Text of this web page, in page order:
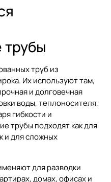
труб из
Их используют там,
и долговечная
воды, теплоносителя,
гибкости и
трубы подходят как для
и для сложных
для разводки
домах, офисах и